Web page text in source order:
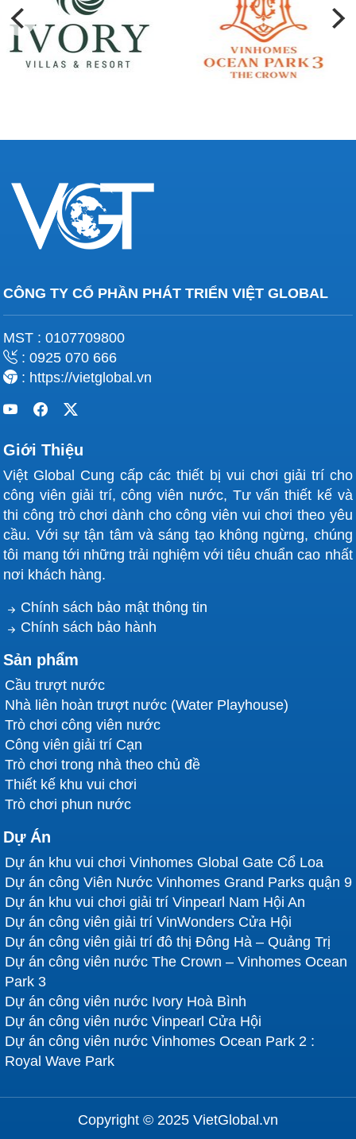
CÔNG TY CỔ PHẦN PHÁT TRIỂN VIỆT GLOBAL
MST : 0107709800
: 0925 070 666
: https://vietglobal.vn
Giới Thiệu
Việt Global Cung cấp các thiết bị vui chơi giải trí cho
công viên giải trí, công viên nước, Tư vấn thiết kế và
thi công trò chơi dành cho công viên vui chơi theo yêu
cầu. Với sự tận tâm và sáng tạo không ngừng, chúng
tôi mang tới những trải nghiệm với tiêu chuẩn cao nhất
nơi khách hàng.
Chính sách bảo mật thông tin
Chính sách bảo hành
Sản phẩm
Cầu trượt nước
Nhà liên hoàn trượt nước (Water Playhouse)
Trò chơi công viên nước
Công viên giải trí Cạn
Trò chơi trong nhà theo chủ đề
Thiết kế khu vui chơi
Trò chơi phun nước
Dự Án
Dự án khu vui chơi Vinhomes Global Gate Cổ Loa
Dự án công Viên Nước Vinhomes Grand Parks quận 9
Dự án khu vui chơi giải trí Vinpearl Nam Hội An
Dự án công viên giải trí VinWonders Cửa Hội
Dự án công viên giải trí đô thị Đông Hà – Quảng Trị
Dự án công viên nước The Crown – Vinhomes Ocean
Park 3
Dự án công viên nước Ivory Hoà Bình
Dự án công viên nước Vinpearl Cửa Hội
Dự án công viên nước Vinhomes Ocean Park 2 :
Royal Wave Park
Copyright © 2025 VietGlobal.vn